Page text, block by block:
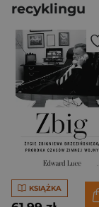
recyklingu
KSIĄŻKA